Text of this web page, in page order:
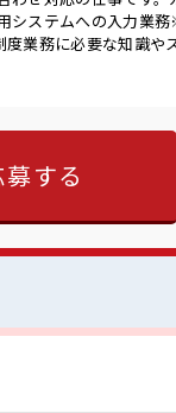
ステムへの入力業務
業務に必要な知識や
きます。サポート体
ちろん男性の応募
、 残業はほとんどナ
るのは不安だけど、
目指していきましょ
ースもあります！ 持
する